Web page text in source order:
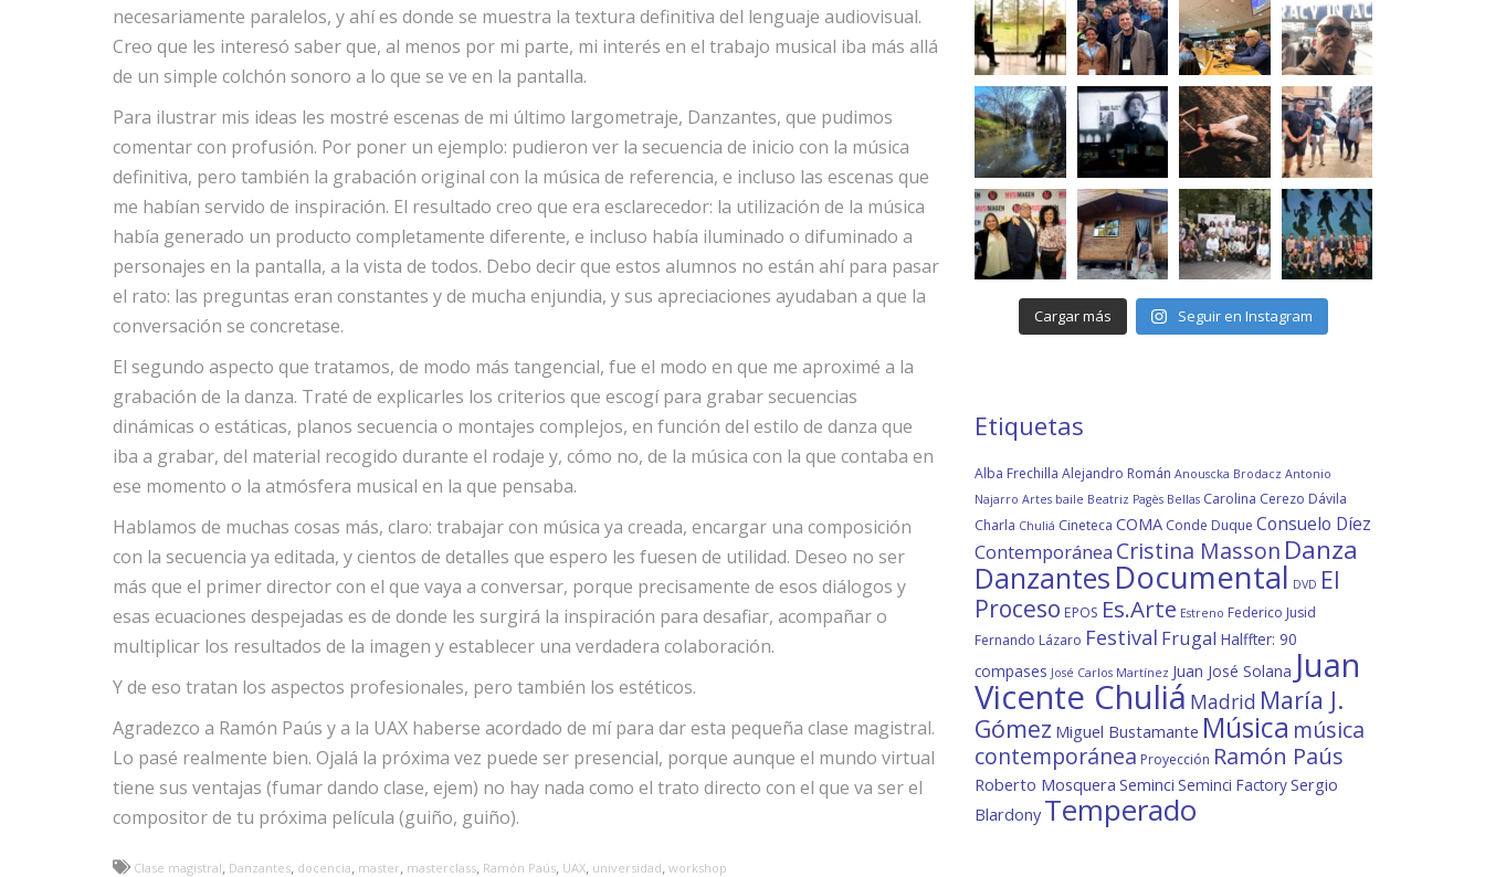
necesariamente paralelos, y ahí es donde se muestra la textura definitiva del lenguaje audiovisual.
Creo que les interesó saber que, al menos por mi parte, mi interés en el trabajo musical iba más allá
de un simple colchón sonoro a lo que se ve en la pantalla.
Para ilustrar mis ideas les mostré escenas de mi último largometraje, Danzantes, que pudimos
comentar con profusión. Por poner un ejemplo: pudieron ver la secuencia de inicio con la música
definitiva, pero también la grabación original con la música de referencia, e incluso las escenas que
me habían servido de inspiración. El resultado creo que era esclarecedor: la utilización de la música
había generado un producto completamente diferente, e incluso había iluminado o difuminado a
personajes en la pantalla, a la vista de todos. Debo decir que estos alumnos no están ahí para pasar
el rato: las preguntas eran constantes y de mucha enjundia, y sus apreciaciones ayudaban a que la
conversación se concretase.
El segundo aspecto que tratamos, de modo más tangencial, fue el modo en que me aproximé a la
grabación de la danza. Traté de explicarles los criterios que escogí para grabar secuencias
dinámicas o estáticas, planos secuencia o montajes complejos, en función del estilo de danza que
iba a grabar, del material recogido durante el rodaje y, cómo no, de la música con la que contaba en
ese momento o la atmósfera musical en la que pensaba.
Hablamos de muchas cosas más, claro: trabajar con música ya creada, encargar una composición
con la secuencia ya editada, y cientos de detalles que espero les fuesen de utilidad. Deseo no ser
más que el primer director con el que vaya a conversar, porque precisamente de esos diálogos y
esas ecuaciones despejadas es de donde les surgirá la inspiración para desafiar, acompañar o
multiplicar los resultados de la imagen y establecer una verdadera colaboración.
Y de eso tratan los aspectos profesionales, pero también los estéticos.
Agradezco a Ramón Paús y a la UAX haberse acordado de mí para dar esta pequeña clase magistral.
Lo pasé realmente bien. Ojalá la próxima vez puede ser presencial, porque aunque el mundo virtual
tiene sus ventajas (fumar dando clase, ejem) no hay nada como el trato directo con el que va ser el
compositor de tu próxima película (guiño, guiño).
Clase magistral Danzantes docencia master masterclass Ramón Paús UAX universidad workshop
Cargar más Seguir en Instagram
Etiquetas
Alba Frechilla Alejandro Román Anouscka Brodacz Antonio
Najarro Artes baile Beatriz Pagès Bellas Carolina Cerezo Dávila
Charla Chuliá Cineteca COMA Conde Duque Consuelo Díez
Contemporánea Cristina Masson Danza
Danzantes Documental DVD El
Proceso EPOS Es.Arte Estreno Federico Jusid
Fernando Lázaro Festival Frugal Halffter: 90
compases José Carlos Martínez Juan José Solana Juan
Vicente Chuliá Madrid María J.
Gómez Miguel Bustamante Música música
contemporánea Proyección Ramón Paús
Roberto Mosquera Seminci Seminci FactorySergio
Blardony Temperado